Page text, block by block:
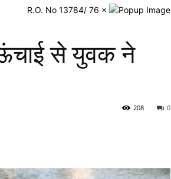
R.O. No 13784/ 76 ×
से युवक ने
0
208